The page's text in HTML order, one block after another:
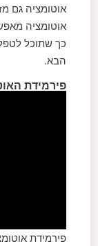
אוטומציה גם
אוטומציה
כך שתוכל
הבא.
פירמידת
פירמידת